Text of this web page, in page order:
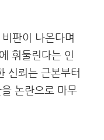
판이 나온다며
휘둘린다는 인
신뢰는 근본부터
논란으로 마무